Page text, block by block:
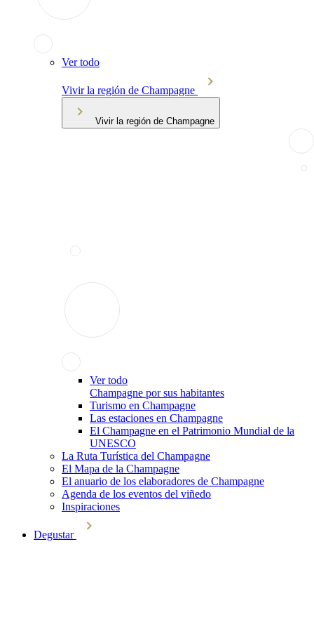
Ver todo
Vivir la región de Champagne
Vivir la región de Champagne
Ver todo
Champagne por sus habitantes
Turismo en Champagne
Las estaciones en Champagne
El Champagne en el Patrimonio Mundial de la
UNESCO
La Ruta Turística del Champagne
El Mapa de la Champagne
El anuario de los elaboradores de Champagne
Agenda de los eventos del viñedo
Inspiraciones
Degustar